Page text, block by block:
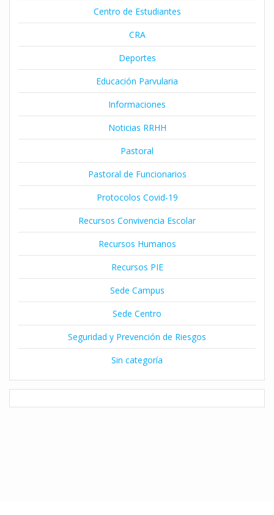
Centro de Estudiantes
CRA
Deportes
Educación Parvularia
Informaciones
Noticias RRHH
Pastoral
Pastoral de Funcionarios
Protocolos Covid-19
Recursos Convivencia Escolar
Recursos Humanos
Recursos PIE
Sede Campus
Sede Centro
Seguridad y Prevención de Riesgos
Sin categoría